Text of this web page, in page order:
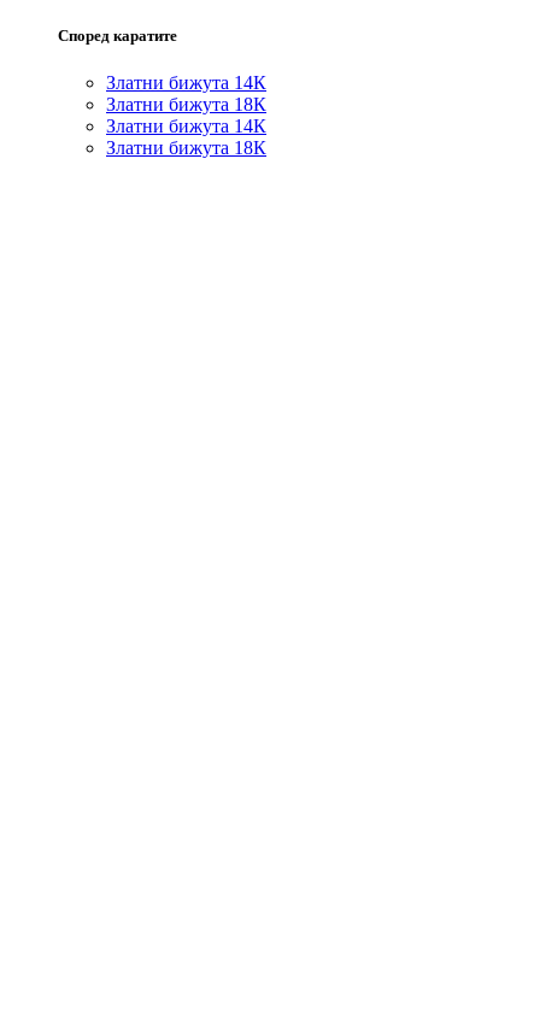
Според каратите
Златни бижута 14К
Златни бижута 18К
Златни бижута 14К
Златни бижута 18К